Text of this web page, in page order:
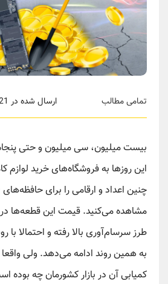
ارسال شده در 05/14/2021 توسط ادمین تمامی مطالب
بیست میلیون، سی میلیون و حتی
این روزها به فروشگاه‌های خرید لوازم
مشاهده می‌کنید. قیمت‌ این قطعه‌ها
طرز سرسام‌آوری بالا رفته و احتمالا با
کمیابی آن در بازار کشورمان چه بوده